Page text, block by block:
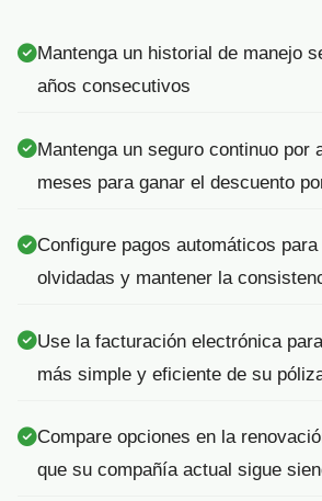
Mantenga un historial de manejo
años consecutivos
Mantenga un seguro continuo por
meses para ganar el descuento
Configure pagos automáticos
olvidadas y mantener la
Use la facturación electrónica
más simple y eficiente de su
Compare opciones en la
que su compañía actual sigue